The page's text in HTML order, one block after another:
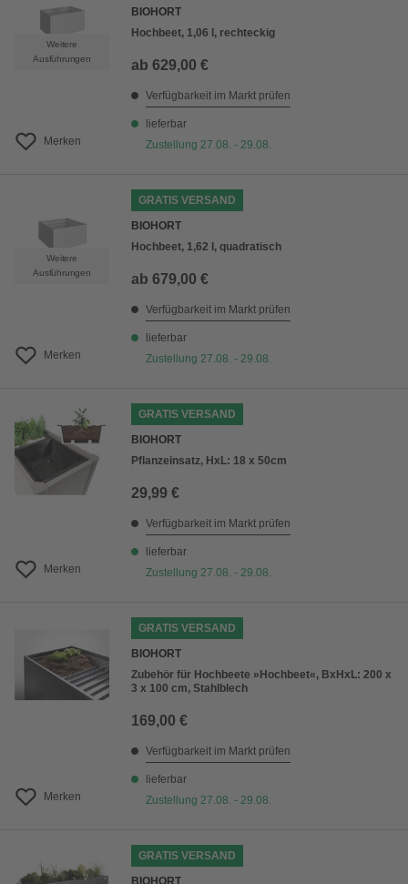
Weitere
Ausführungen
Merken
BIOHORT
Hochbeet, 1,06 l, rechteckig
ab 629,00 €
Verfügbarkeit im Markt prüfen
lieferbar
Zustellung 27.08. - 29.08.
Weitere
Ausführungen
Merken
GRATIS VERSAND
BIOHORT
Hochbeet, 1,62 l, quadratisch
ab 679,00 €
Verfügbarkeit im Markt prüfen
lieferbar
Zustellung 27.08. - 29.08.
Merken
GRATIS VERSAND
BIOHORT
Pflanzeinsatz, HxL: 18 x 50cm
29,99 €
Verfügbarkeit im Markt prüfen
lieferbar
Zustellung 27.08. - 29.08.
Merken
GRATIS VERSAND
BIOHORT
Zubehör für Hochbeete »Hochbeet«, BxHxL: 200 x
3 x 100 cm, Stahlblech
169,00 €
Verfügbarkeit im Markt prüfen
lieferbar
Zustellung 27.08. - 29.08.
GRATIS VERSAND